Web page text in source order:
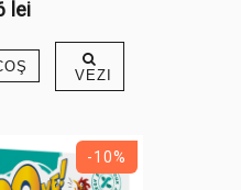
lei
VEZI
-10%